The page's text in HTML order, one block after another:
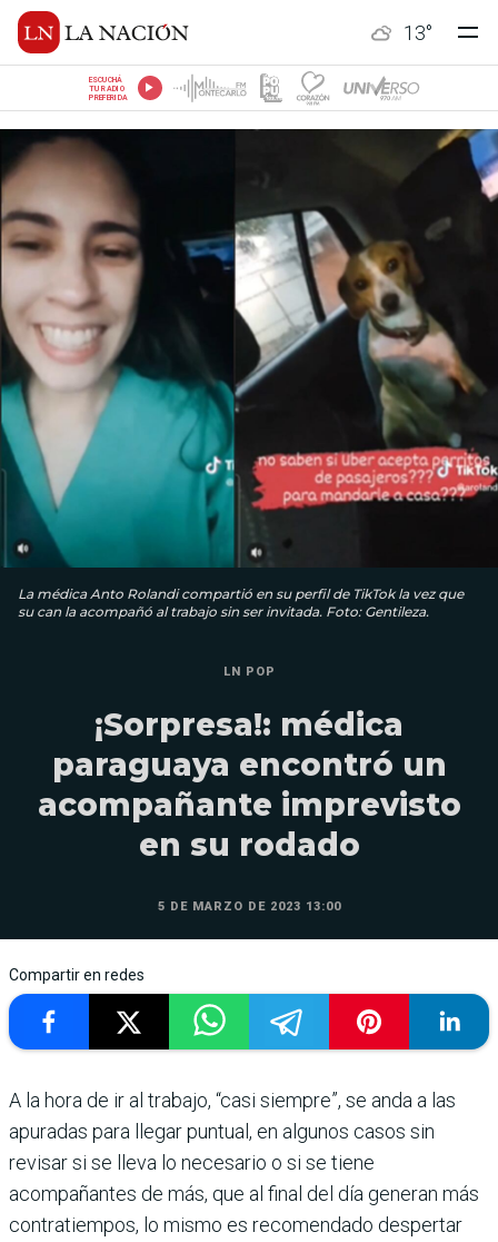
13°
ESCUCHÁ
TU RADIO
PREFERIDA
La médica Anto Rolandi compartió en su perfil de TikTok la vez que
su can la acompañó al trabajo sin ser invitada. Foto: Gentileza.
LN POP
¡Sorpresa!: médica
paraguaya encontró un
acompañante imprevisto
en su rodado
5 DE MARZO DE 2023 13:00
Compartir en redes
A la hora de ir al trabajo, “casi siempre”, se anda a las
apuradas para llegar puntual, en algunos casos sin
revisar si se lleva lo necesario o si se tiene
acompañantes de más, que al final del día generan más
contratiempos, lo mismo es recomendado despertar